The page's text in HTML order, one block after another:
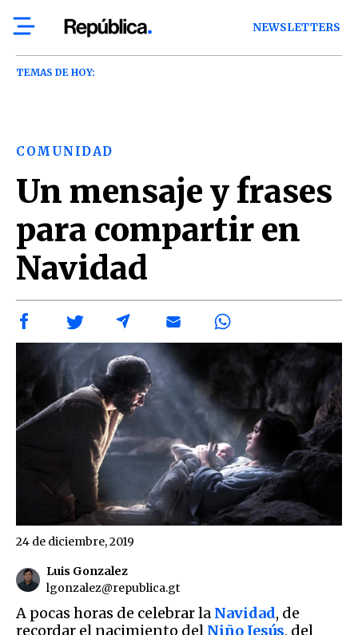
NEWSLETTERS
TEMAS DE HOY:
COMUNIDAD
Un mensaje y frases
para compartir en
Navidad
Luis Gonzalez
lgonzalez@republica.gt
24 de diciembre, 2019
A pocas horas de celebrar la Navidad, de
recordar el nacimiento del Niño Jesús, del